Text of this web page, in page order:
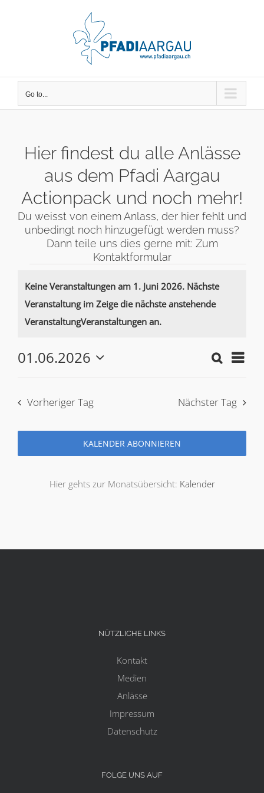
Go to...
Hier findest du alle Anlässe
aus dem Pfadi Aargau
Actionpack und noch mehr!
Du weisst von einem Anlass, der hier fehlt und
unbedingt noch hinzugefügt werden muss?
Dann teile uns dies gerne mit: Zum
Kontaktformular
Veranstaltungen
for
1.
Juni
2026
Keine Veranstaltungen am 1. Juni 2026. Nächste
Veranstaltung im Zeige die nächste anstehende
VeranstaltungVeranstaltungen an.
Such-
und
Suche
Tag
01.06.2026
Wählen
das
aus.
Vorheriger Tag Nächster Tag
KALENDER ABONNIEREN
Hier gehts zur Monatsübersicht: Kalender
NÜTZLICHE LINKS
Kontakt
Medien
Anlässe
Impressum
Datenschutz
FOLGE UNS AUF